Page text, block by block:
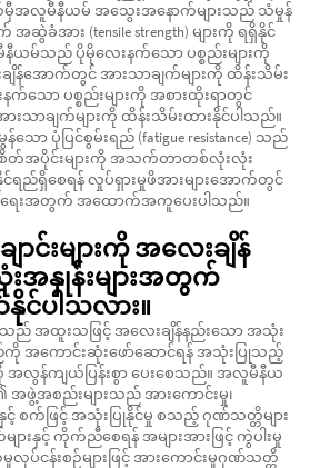
အလူမီနီယမ် အသွေးအနောက်များသည် သံမှုန်
ဆွဲခံအား (tensile strength) များကို ရရှိနိုင်
ယမ်သည် ပိုမိုလေးနက်သော ပစ္စည်းများကို
ျိန်အောက်တွင် အားသာချက်များကို ထိန်းသိမ်း
က်သော ပစ္စည်းများကို အစားထိုးရာတွင်
သာချက်များကို ထိန်းသိမ်းထားနိုင်ပါသည်။
ော ပုံပြင်စွမ်းရည် (fatigue resistance) သည်
စိတ်အပိုင်းများကို အသက်တာတစ်လုံးလုံး
င်ရည်ရှိစေရန် လှုပ်ရှားမှုဖိအားများအောက်တွင်
ရေးအတွက် အထောက်အကူပေးပါသည်။
င်းများကို အလေးချိန်
အနှုန်းများအတွက်
င်ပါသလား။
းသည် အထူးသဖြင့် အလေးချိန်နည်းသော အသုံး
အကောင်းဆုံးဖော်ဆောင်ရန် အသုံးပြုသည့်
အလွန်ကျယ်ပြန်းစွာ ပေးစေသည်။ အလူမီနီယ
အဖွဲ့အစည်းများသည် အားကောင်းမှု၊
စက်ဖြင့် အသုံးပြုနိုင်မှု စသည့် ဂုဏ်သတ္တိများ
းနှင့် ကိုက်ညီစေရန် အများအားဖြင့် ကွဲပါးမှု
ပ်ငန်းစဉ်များဖြင့် အားကောင်းမှုဂုဏ်သတ္တိ